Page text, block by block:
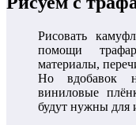
Рисовать
помощи
материалы,
Но вдобавок
виниловые
будут нужны для